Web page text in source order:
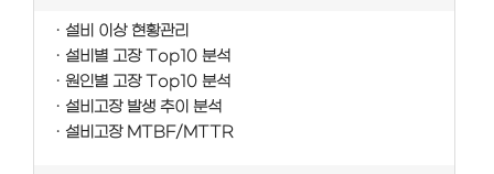
설비 이상 현황관리
설비별 고장 Top10 분석
원인별 고장 Top10 분석
설비고장 발생 추이 분석
설비고장 MTBF/MTTR